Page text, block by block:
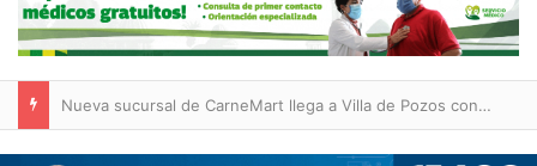
Nueva sucursal de CarneMart llega a Villa de Pozos con inversión y generación de empleos